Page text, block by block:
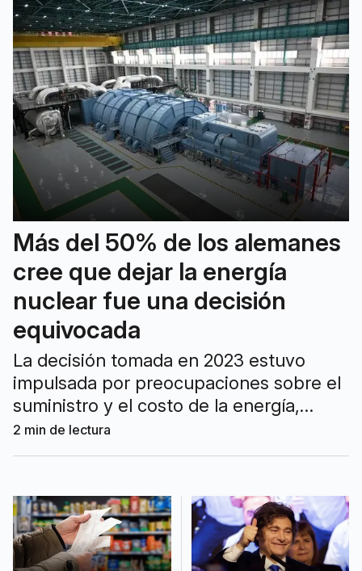
Más del 50% de los alemanes
cree que dejar la energía
nuclear fue una decisión
equivocada
La decisión tomada en 2023 estuvo
impulsada por preocupaciones sobre el
suministro y el costo de la energía,
aunque las renovables siguen siendo las
opciones más valoradas.
2 min de lectura